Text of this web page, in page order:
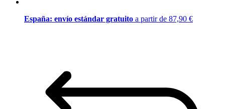
España: envío estándar gratuito a partir de 87,90 €